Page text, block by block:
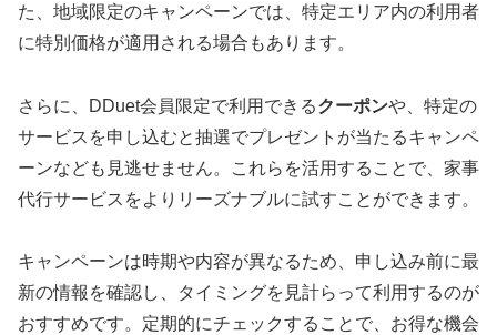
た、地域限定のキャンペーンでは、特定エリア内の利用者
に特別価格が適用される場合もあります。
さらに、DDuet会員限定で利用できるクーポンや、特定の
サービスを申し込むと抽選でプレゼントが当たるキャンペ
ーンなども見逃せません。これらを活用することで、家事
代行サービスをよりリーズナブルに試すことができます。
キャンペーンは時期や内容が異なるため、申し込み前に最
新の情報を確認し、タイミングを見計らって利用するのが
おすすめです。定期的にチェックすることで、お得な機会